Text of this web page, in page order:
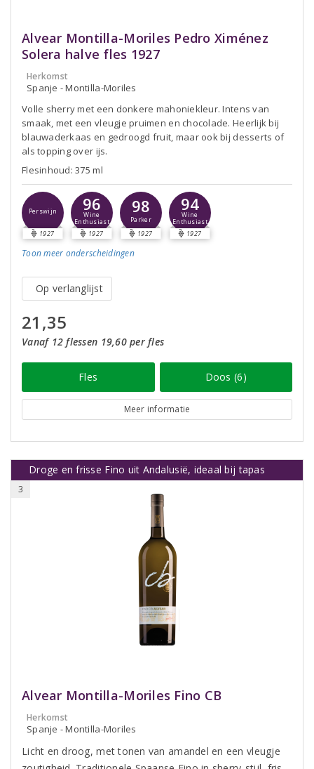
Alvear Montilla-Moriles Pedro Ximénez
Solera halve fles 1927
Herkomst
Spanje - Montilla-Moriles
Volle sherry met een donkere mahoniekleur. Intens van
smaak, met een vleugje pruimen en chocolade. Heerlijk bij
blauwaderkaas en gedroogd fruit, maar ook bij desserts of
als topping over ijs.
Flesinhoud: 375 ml
Perswijn
1927
96
Wine
Enthusiast
1927
98
Parker
1927
94
Wine
Enthusiast
1927
Toon meer onderscheidingen
Op verlanglijst
21,35
Vanaf 12 flessen 19,60 per fles
Fles Doos (6)
Meer informatie
Droge en frisse Fino uit Andalusië, ideaal bij tapas
3
Alvear Montilla-Moriles Fino CB
Herkomst
Spanje - Montilla-Moriles
Licht en droog, met tonen van amandel en een vleugje